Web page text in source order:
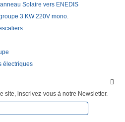
Solaire vers ENEDIS
3 KW 220V mono.
électriques

site, inscrivez-vous à notre Newsletter.